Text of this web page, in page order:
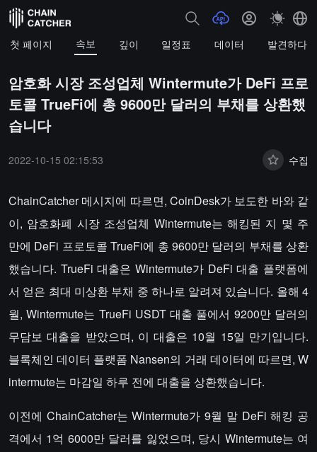
첫 페이지 속보 깊이 일정표 데이터 발견하다
암호화 시장 조성업체 Wintermute가 DeFi 프로
토콜 TrueFi에 총 9600만 달러의 부채를 상환했
습니다
2022-10-15 02:15:53 수집
ChainCatcher 메시지에 따르면, CoinDesk가 보도한 바와 같
이, 암호화폐 시장 조성업체 Wintermute는 해킹된 지 몇 주
만에 DeFi 프로토콜 TrueFi에 총 9600만 달러의 부채를 상환
했습니다. TrueFi 대출은 Wintermute가 DeFi 대출 플랫폼에
서 얻은 최대 미상환 부채 중 하나로 알려져 있습니다. 올해 4
월, Wintermute는 TrueFi USDT 대출 풀에서 9200만 달러의
무담보 대출을 받았으며, 이 대출은 10월 15일 만기입니다.
블록체인 데이터 플랫폼 Nansen의 거래 데이터에 따르면, W
intermute는 마감일 하루 전에 대출을 상환했습니다.
이전에 ChainCatcher는 Wintermute가 9월 말 DeFi 해킹 공
격에서 1억 6000만 달러를 잃었으며, 당시 Wintermute는 여